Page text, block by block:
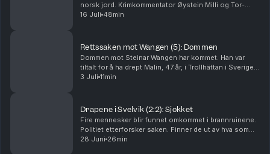
norsk jord. Krimkommentator Øystein Milli og Tor-
Erling Thømt Ruud går gjennom terrorhandlingene den
16 Juli 48min
Rettssaken mot Wangen (5): Dommen
Dommen mot Steinar Wangen har kommet. Han var
tiltalt for å ha drept Malin, 47 år, i Trollhättan i Sverige i
september 2024. Det store spørsmålet i rettssaken
3 Juli 11min
Drapene i Svelvik (2:2): Sjokket
Fire mennesker blir funnet omkommet i brannruinene.
Politiet etterforsker saken. Finner de ut av hva som
har skjedd? Og hvorfor? Ansvarlig redaktør Gard
28 Juni 26min